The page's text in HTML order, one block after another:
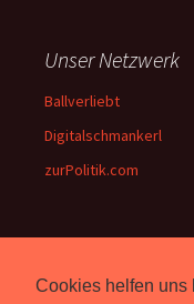
Cookies helfen uns
Unser Netzwerk
Ballverliebt
Digitalschmankerl
zurPolitik.com
Über Uns